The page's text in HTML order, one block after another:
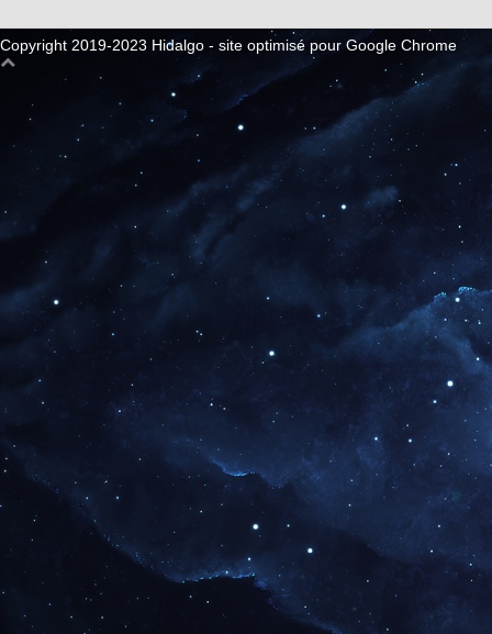
Copyright 2019-2023 Hidalgo - site optimisé pour Google Chrome